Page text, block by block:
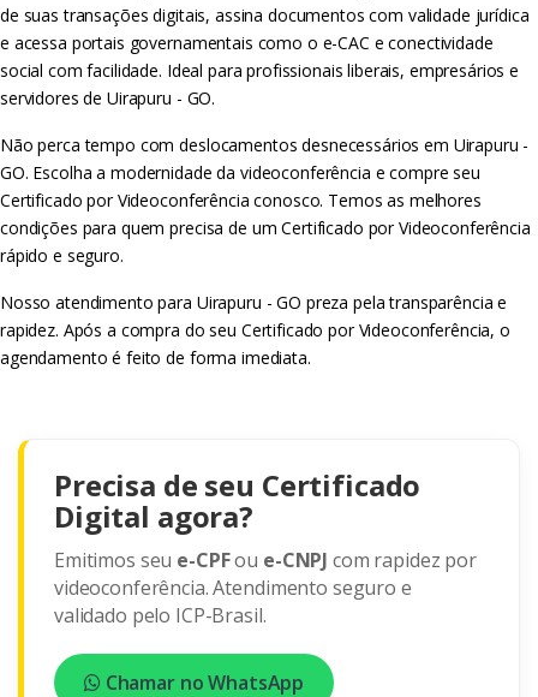
de suas transações digitais, assina documentos com validade jurídica
e acessa portais governamentais como o e-CAC e conectividade
social com facilidade. Ideal para profissionais liberais, empresários e
servidores de Uirapuru - GO.
Não perca tempo com deslocamentos desnecessários em Uirapuru -
GO. Escolha a modernidade da videoconferência e compre seu
Certificado por Videoconferência conosco. Temos as melhores
condições para quem precisa de um Certificado por Videoconferência
rápido e seguro.
Nosso atendimento para Uirapuru - GO preza pela transparência e
rapidez. Após a compra do seu Certificado por Videoconferência, o
agendamento é feito de forma imediata.
Precisa de seu Certificado
Digital agora?
Emitimos seu e-CPFou e-CNPJ com rapidez por
videoconferência. Atendimento seguro e
validado pelo ICP-Brasil.
Chamar no WhatsApp